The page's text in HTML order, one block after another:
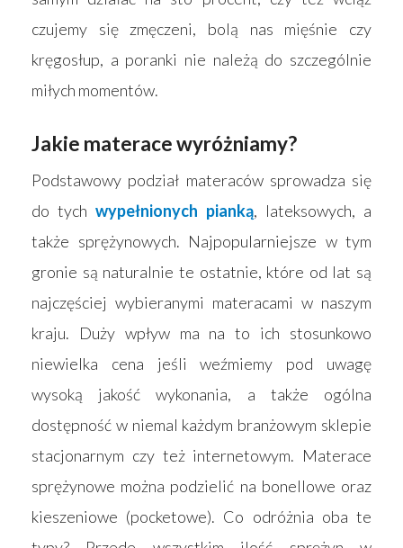
czujemy się zmęczeni, bolą nas mięśnie czy
kręgosłup, a poranki nie należą do szczególnie
miłych momentów.
Jakie materace wyróżniamy?
Podstawowy podział materaców sprowadza się
do tych wypełnionych pianką, lateksowych, a
także sprężynowych. Najpopularniejsze w tym
gronie są naturalnie te ostatnie, które od lat są
najczęściej wybieranymi materacami w naszym
kraju. Duży wpływ ma na to ich stosunkowo
niewielka cena jeśli weźmiemy pod uwagę
wysoką jakość wykonania, a także ogólna
dostępność w niemal każdym branżowym sklepie
stacjonarnym czy też internetowym. Materace
sprężynowe można podzielić na bonellowe oraz
kieszeniowe (pocketowe). Co odróżnia oba te